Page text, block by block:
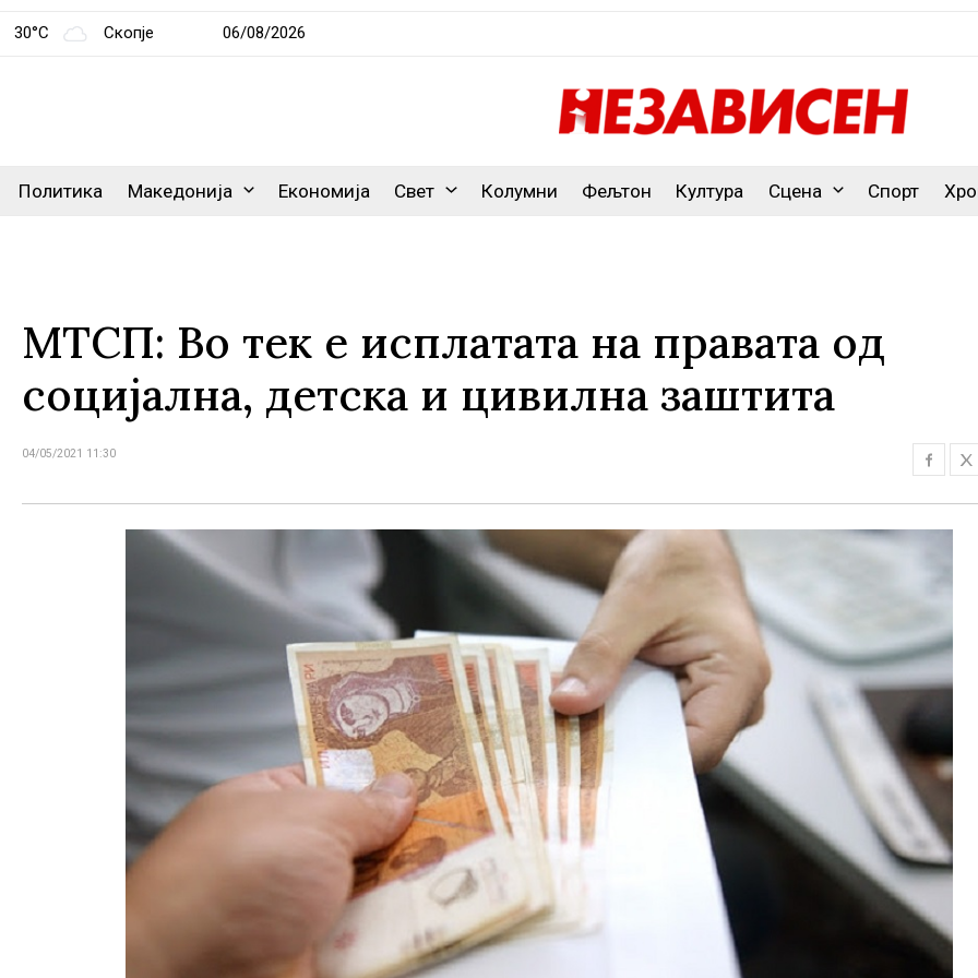
30°C Скопје 06/08/2026
Политика Македонија Економија Свет Колумни Фељтон Култура Сцена Спорт
МТСП: Во тек е исплатата на правата од
социјална, детска и цивилна заштита
04/05/2021 11:30